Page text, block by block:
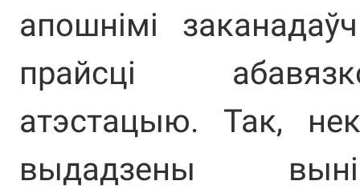
апошнімі
прайсці
атэстацыю. Так,
выдадзены